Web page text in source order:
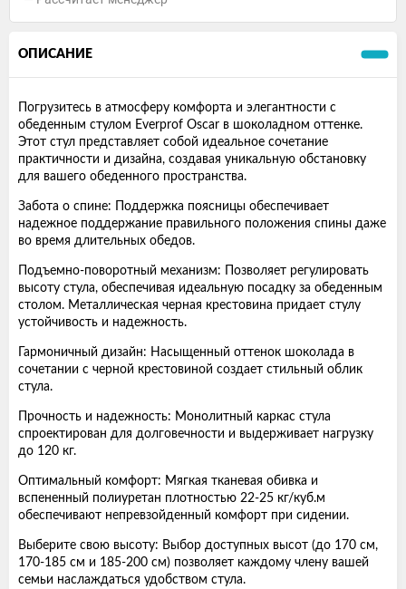
ОПИСАНИЕ
Погрузитесь в атмосферу комфорта и элегантности с
обеденным стулом Everprof Oscar в шоколадном оттенке.
Этот стул представляет собой идеальное сочетание
практичности и дизайна, создавая уникальную обстановку
для вашего обеденного пространства.
Забота о спине: Поддержка поясницы обеспечивает
надежное поддержание правильного положения спины даже
во время длительных обедов.
Подъемно-поворотный механизм: Позволяет регулировать
высоту стула, обеспечивая идеальную посадку за обеденным
столом. Металлическая черная крестовина придает стулу
устойчивость и надежность.
Гармоничный дизайн: Насыщенный оттенок шоколада в
сочетании с черной крестовиной создает стильный облик
стула.
Прочность и надежность: Монолитный каркас стула
спроектирован для долговечности и выдерживает нагрузку
до 120 кг.
Оптимальный комфорт: Мягкая тканевая обивка и
вспененный полиуретан плотностью 22-25 кг/куб.м
обеспечивают непревзойденный комфорт при сидении.
Выберите свою высоту: Выбор доступных высот (до 170 см,
170-185 см и 185-200 см) позволяет каждому члену вашей
семьи наслаждаться удобством стула.